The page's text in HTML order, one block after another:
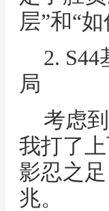
层”和“
2.
局
考虑
我打了
影忍之
兆。